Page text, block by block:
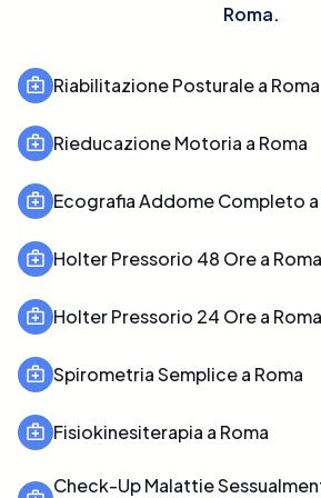
Roma.
Riabilitazione Posturale a Roma
Rieducazione Motoria a Roma
Ecografia Addome Completo a
Holter Pressorio 48 Ore a Roma
Holter Pressorio 24 Ore a Roma
Spirometria Semplice a Roma
Fisiokinesiterapia a Roma
Check-Up Malattie